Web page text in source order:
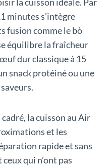
minutes s’intègre
fusion comme le bò
équilibre la fraîcheur
dur classique à 15
snack protéiné ou une
la cuisson au Air
et les
rapide et sans
qui n’ont pas